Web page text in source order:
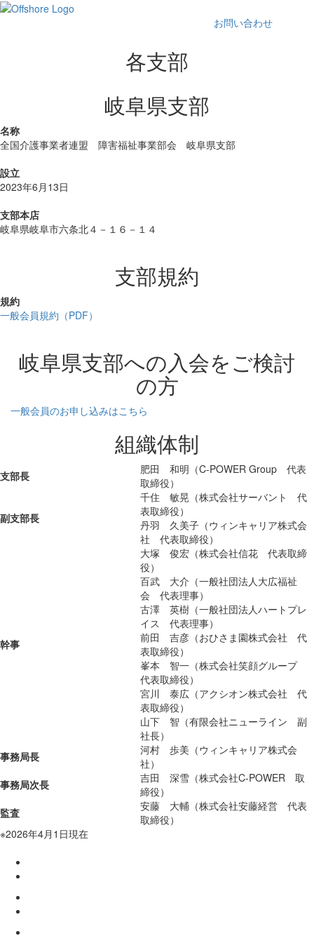
お問い合わせ
各支部
岐阜県支部
名称
全国介護事業者連盟 障害福祉事業部会 岐阜県支部
設立
2023年6月13日
支部本店
岐阜県岐阜市六条北４－１６－１４
支部規約
規約
一般会員規約（PDF）
岐阜県支部への入会をご検討
の方
一般会員のお申し込みはこちら
組織体制
支部長
肥田 和明（C-POWER Group 代表
取締役）
副支部長
千住 敏晃（株式会社サーバント 代
表取締役）
丹羽 久美子（ウィンキャリア株式会
社 代表取締役）
幹事
大塚 俊宏（株式会社信花 代表取締
役）
百武 大介（一般社団法人大広福祉
会 代表理事）
古澤 英樹（一般社団法人ハートプレ
イス 代表理事）
前田 吉彦（おひさま園株式会社 代
表取締役）
峯本 智一（株式会社笑顔グループ
代表取締役）
宮川 泰広（アクシオン株式会社 代
表取締役）
山下 智（有限会社ニューライン 副
社長）
事務局長
河村 歩美（ウィンキャリア株式会
社）
事務局次長
吉田 深雪（株式会社C-POWER 取
締役）
監査
安藤 大輔（株式会社安藤経営 代表
取締役）
※2026年4月1日現在